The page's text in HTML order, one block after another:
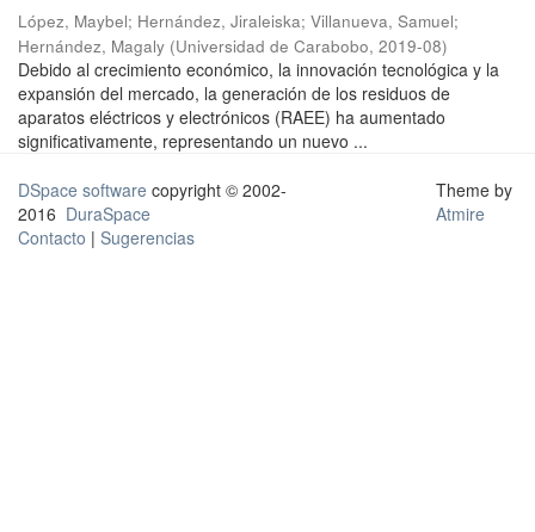
López, Maybel; Hernández, Jiraleiska; Villanueva, Samuel;
Hernández, Magaly (Universidad de Carabobo, 2019-08)
Debido al crecimiento económico, la innovación tecnológica y la
expansión del mercado, la generación de los residuos de
aparatos eléctricos y electrónicos (RAEE) ha aumentado
significativamente, representando un nuevo ...
DSpace software copyright © 2002-
2016 DuraSpace
Contacto | Sugerencias
Theme by
Atmire